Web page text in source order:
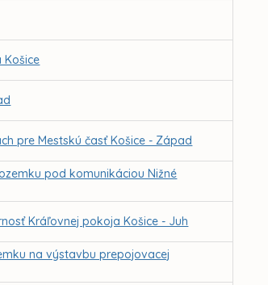
pre Mestskú časť Košice - Západ
pod komunikáciou Nižné
Kráľovnej pokoja Košice - Juh
na výstavbu prepojovacej